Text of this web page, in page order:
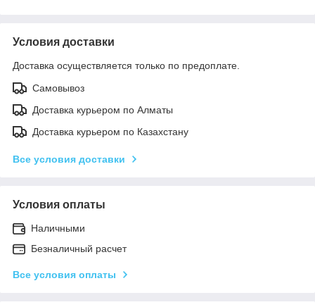
Условия доставки
Доставка осуществляется только по предоплате.
Самовывоз
Доставка курьером по Алматы
Доставка курьером по Казахстану
Все условия доставки
Условия оплаты
Наличными
Безналичный расчет
Все условия оплаты